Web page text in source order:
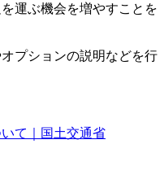
運ぶ機会を増やすことを
プションの説明などを行
て｜国土交通省